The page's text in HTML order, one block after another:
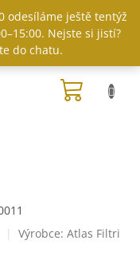
odesíláme ještě tentýž
Nejste si jistí?
do chatu.
Výrobce: Atlas Filtri